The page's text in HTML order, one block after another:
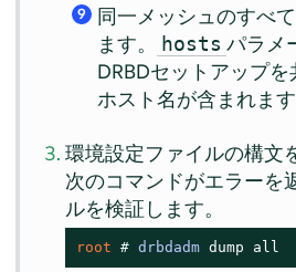
9
同一メッシュのすべ
ます。
hosts パラメ
DRBDセットアップ
ホスト名が含まれます
環境設定ファイルの構文
次のコマンドがエラーを
ルを検証します。
root # drbdadm dump all